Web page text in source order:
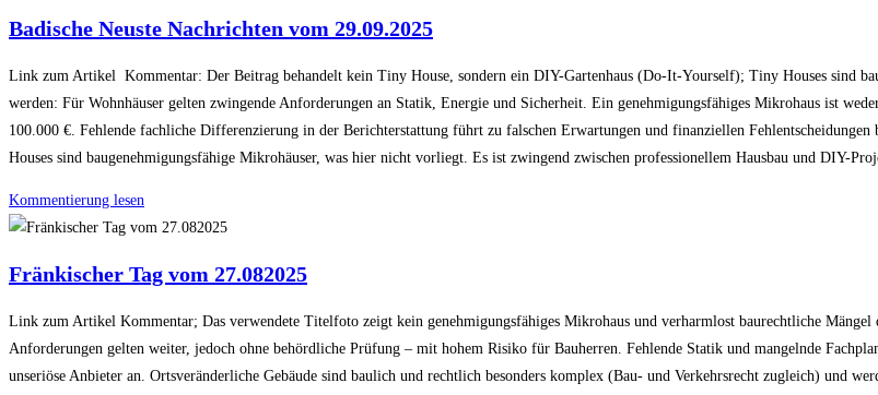
Badische Neuste Nachrichten vom 29.09.2025
Link zum Artikel Kommentar: Der Beitrag behandelt kein Tiny House, sondern ein DIY-Gartenhaus (Do-It-Yourself); Tiny Houses sind
werden: Für Wohnhäuser gelten zwingende Anforderungen an Statik, Energie und Sicherheit. Ein genehmigungsfähiges Mikrohaus ist
100.000 €. Fehlende fachliche Differenzierung in der Berichterstattung führt zu falschen Erwartungen und finanziellen
Houses sind baugenehmigungsfähige Mikrohäuser, was hier nicht vorliegt. Es ist zwingend zwischen professionellem Hausbau und DIY-
Kommentierung lesen
Fränkischer Tag vom 27.082025
Link zum Artikel Kommentar; Das verwendete Titelfoto zeigt kein genehmigungsfähiges Mikrohaus und verharmlost baurechtliche
Anforderungen gelten weiter, jedoch ohne behördliche Prüfung – mit hohem Risiko für Bauherren. Fehlende Statik und mangelnde
unseriöse Anbieter an. Ortsveränderliche Gebäude sind baulich und rechtlich besonders komplex (Bau- und Verkehrsrecht zugleich) und